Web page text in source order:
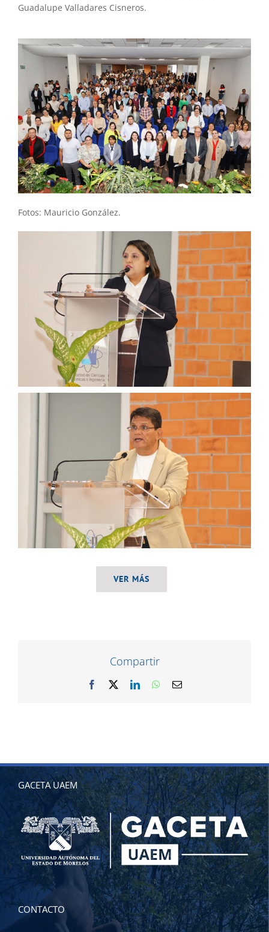
Guadalupe Valladares Cisneros.
Fotos: Mauricio González.
VER MÁS
Compartir
Facebook LinkedInWhatsApp
Correo
GACETA UAEM
CONTACTO